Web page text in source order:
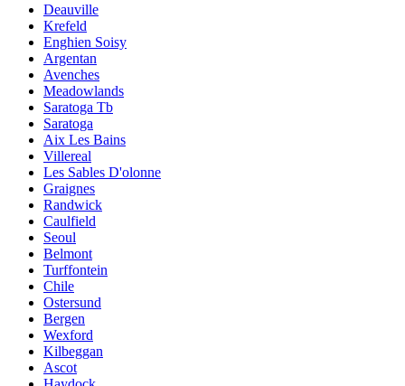
Deauville
Krefeld
Enghien Soisy
Argentan
Avenches
Meadowlands
Saratoga Tb
Saratoga
Aix Les Bains
Villereal
Les Sables D'olonne
Graignes
Randwick
Caulfield
Seoul
Belmont
Turffontein
Chile
Ostersund
Bergen
Wexford
Kilbeggan
Ascot